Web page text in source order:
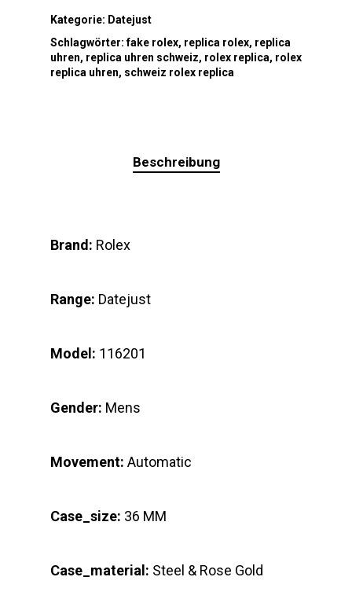
Kategorie: Datejust
Schlagwörter:fake rolex, replica rolex, replica
uhren, replica uhren schweiz, rolex replica, rolex
replica uhren, schweiz rolex replica
Beschreibung
Brand: Rolex
Range: Datejust
Model: 116201
Gender: Mens
Movement: Automatic
Case_size: 36 MM
Case_material: Steel & Rose Gold